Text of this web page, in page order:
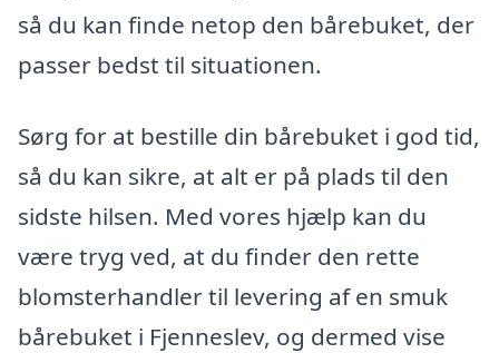
så du kan finde netop den bårebuket, der
passer bedst til situationen.
Sørg for at bestille din bårebuket i god tid,
så du kan sikre, at alt er på plads til den
sidste hilsen. Med vores hjælp kan du
være tryg ved, at du finder den rette
blomsterhandler til levering af en smuk
bårebuket i Fjenneslev, og dermed vise